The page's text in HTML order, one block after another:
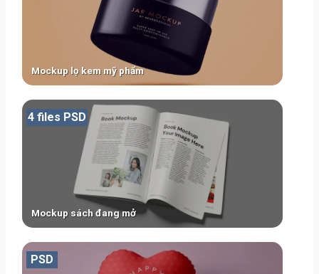
Mockup lọ kem mỹ phẩm
Mockup sách đang mở
4 files PSD
PSD